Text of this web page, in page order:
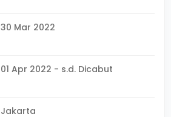
30 Mar 2022
01 Apr 2022 - s.d. Dicabut
Jakarta